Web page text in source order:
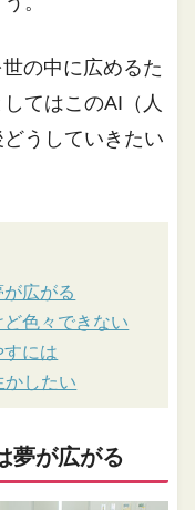
の中に広めるた
てはこのAI（人
うしていきたい
広がる
色々できない
には
かしたい
夢が広がる